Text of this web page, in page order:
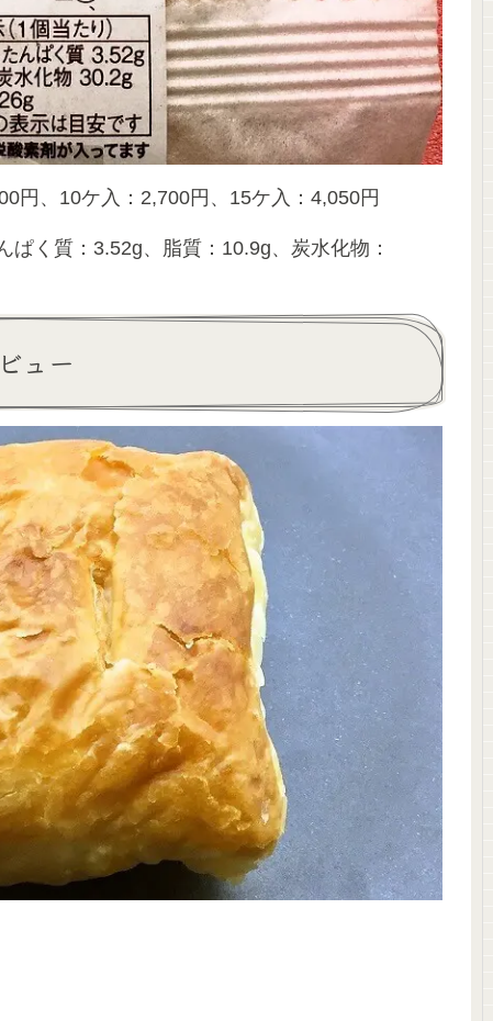
円、10ケ入：2,700円、15ケ入：4,050円
く質：3.52g、脂質：10.9g、炭水化物：
ュー